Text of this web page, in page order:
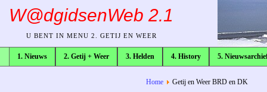
W@dgidsenWeb 2.1
U BENT IN MENU 2. GETIJ EN WEER
1. Nieuws 2. Getij + Weer 3. Helden 4. History 5.
broodkruimelpad
Home Getij en Weer BRD en DK